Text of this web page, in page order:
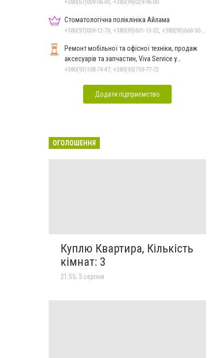
+380(67)009-06-00, +380(99)029-96-00
Стоматологічна поліклініка Айлама
Ремонт мобільної та офісної техніки, продаж
аксесуарів та запчастин, Viva Service у
Миколаєві
+380(93)108-74-47, +380(95)759-77-72
Додати підприємство
ОГОЛОШЕННЯ
Куплю Квартира, Кількість
кімнат: 3
21:55, 3 серпня